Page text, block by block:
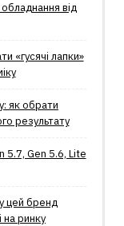
від
«гусячі лапки»
як обрати
результату
5.7, Gen 5.6, Lite
цей бренд
на ринку